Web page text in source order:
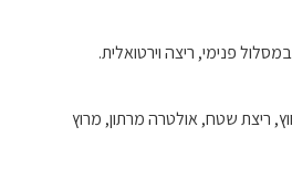
פנימי, ריצה וירטואלית.
ריצת שטח, אולטרה מרתון, מרוץ